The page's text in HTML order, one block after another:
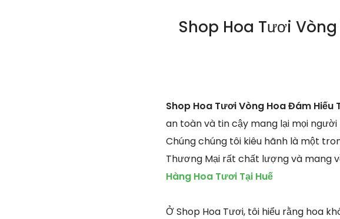
Shop Hoa Tươi
Shop Hoa Tươi Vòng Hoa Đám Hiếu
an toàn và tin cậy mang lại mọi
Chúng chúng tôi kiêu hãnh là một
Thương Mại rất chất lượng và mang
Hàng Hoa Tươi Tại Huế
Ở Shop Hoa Tươi, tôi hiểu rằng hoa